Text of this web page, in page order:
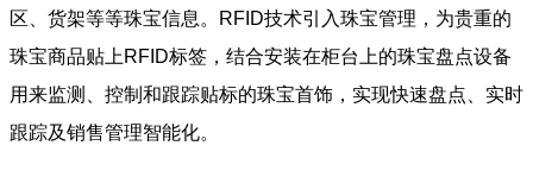
区、货架等等珠宝信息。RFID技术引入珠宝管理，为贵重的
珠宝商品贴上RFID标签，结合安装在柜台上的珠宝盘点设备
用来监测、控制和跟踪贴标的珠宝首饰，实现快速盘点、实时
跟踪及销售管理智能化。